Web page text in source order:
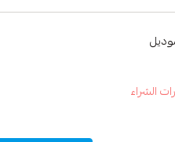
الشراء